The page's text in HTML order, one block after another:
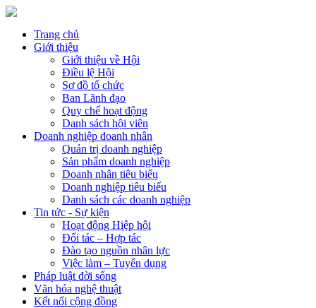
Trang chủ
Giới thiệu
Giới thiệu về Hội
Điều lệ Hội
Sơ đồ tổ chức
Ban Lãnh đạo
Quy chế hoạt động
Danh sách hội viên
Doanh nghiệp doanh nhân
Quản trị doanh nghiệp
Sản phẩm doanh nghiệp
Doanh nhân tiêu biểu
Doanh nghiệp tiêu biểu
Danh sách các doanh nghiệp
Tin tức - Sự kiện
Hoạt động Hiệp hội
Đối tác – Hợp tác
Đào tạo nguồn nhân lực
Việc làm – Tuyển dụng
Pháp luật đời sống
Văn hóa nghệ thuật
Kết nối cộng đồng